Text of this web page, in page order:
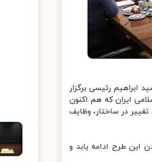
رئیسی برگزار
ایران که هم اکنون
در ساختار، وظایف
طرح ادامه یابد و